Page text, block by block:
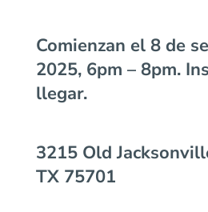
Comienzan el 8 de
2025, 6pm – 8pm.
llegar.
3215 Old
TX 75701